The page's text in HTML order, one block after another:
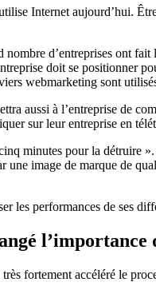
Internet aujourd’hui.
d’entreprises ont
doit se positionner
webmarketing sont
aussi à l’entreprise de
sur leur entreprise en
minutes pour la détruire
une image de marque de
les performances de ses
fortement accéléré le